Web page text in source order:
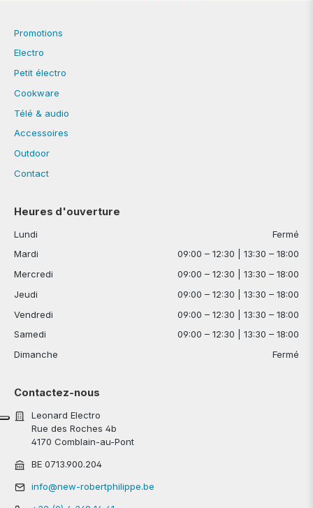
Promotions
Electro
Petit électro
Cookware
Télé & audio
Accessoires
Outdoor
Contact
Heures d'ouverture
Lundi
Fermé
Mardi
09:00 – 12:30 | 13:30 – 18:00
Mercredi
09:00 – 12:30 | 13:30 – 18:00
Jeudi
09:00 – 12:30 | 13:30 – 18:00
Vendredi
09:00 – 12:30 | 13:30 – 18:00
Samedi
09:00 – 12:30 | 13:30 – 18:00
Dimanche
Fermé
Contactez-nous
Leonard Electro
Rue des Roches 4b
4170 Comblain-au-Pont
BE 0713.900.204
info@new-robertphilippe.be